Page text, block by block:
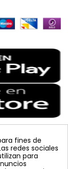
fines de
redes sociales
para